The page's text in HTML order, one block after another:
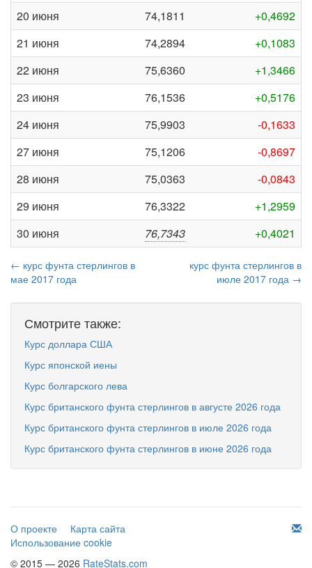
20 июня
74,1811
+0,4692
21 июня
74,2894
+0,1083
22 июня
75,6360
+1,3466
23 июня
76,1536
+0,5176
24 июня
75,9903
-0,1633
27 июня
75,1206
-0,8697
28 июня
75,0363
-0,0843
29 июня
76,3322
+1,2959
30 июня
76,7343 +0,4021
← курс фунта стерлингов в
мае 2017 года
курс фунта стерлингов в
июле 2017 года →
Смотрите также:
Курс доллара США
Курс японской иены
Курс болгарского лева
Курс британского фунта стерлингов в августе 2026 года
Курс британского фунта стерлингов в июле 2026 года
Курс британского фунта стерлингов в июне 2026 года
О проекте
Карта сайта
Использование cookie
© 2015 — 2026 RateStats.com